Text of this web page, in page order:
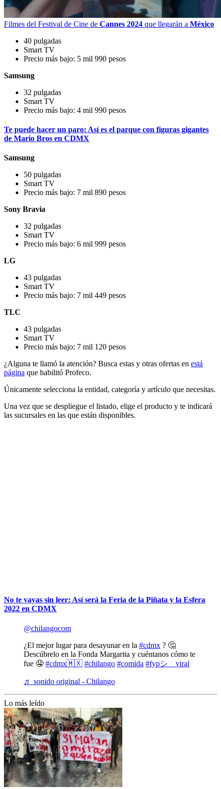
Filmes del Festival de Cine de Cannes 2024 que llegarán a México
40 pulgadas
Smart TV
Precio más bajo: 5 mil 990 pesos
Samsung
32 pulgadas
Smart TV
Precio más bajo: 4 mil 990 pesos
Te puede hacer un paro: Así es el parque con figuras gigantes
de Mario Bros en CDMX
Samsung
50 pulgadas
Smart TV
Precio más bajo: 7 mil 890 pesos
Sony Bravia
32 pulgadas
Smart TV
Precio más bajo: 6 mil 999 pesos
LG
43 pulgadas
Smart TV
Precio más bajo: 7 mil 449 pesos
TLC
43 pulgadas
Smart TV
Precio más bajo: 7 mil 120 pesos
¿Alguna te llamó la atención? Busca estas y otras ofertas en está
página que habilitó Profeco.
Únicamente selecciona la entidad, categoría y artículo que necesitas.
Una vez que se despliegue el listado, elige el producto y te indicará
las sucursales en las que están disponibles.
No te vayas sin leer: Así será la Feria de la Piñata y la Esfera
2022 en CDMX
@chilangocom
¿El mejor lugar para desayunar en la #cdmx ? 🤔
Descúbrelo en la Fonda Margarita y cuéntanos cómo te
fue 🤤 #cdmx🇲🇽 #chilango #comida #fypシ゚viral
♬ sonido original - Chilango
Lo más leído